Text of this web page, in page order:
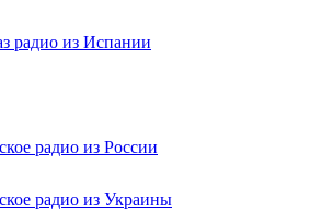
радио из Испании
радио из России
радио из Украины